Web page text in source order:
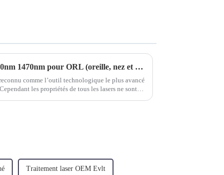
Machine laser à diode TR-C 980nm 1470nm pour ORL (oreille, nez et gorge)
comme l’outil technologique le plus avancé
les propriétés de tous les lasers ne sont
Traitement laser OEM Evlt